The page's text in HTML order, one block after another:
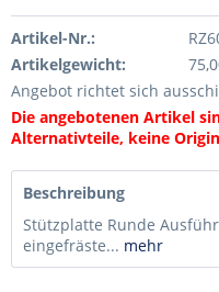
Artikel-Nr.:
Artikelgewicht:
Angebot richtet sich
Die angebotenen Artikel
Alternativteile, keine
Beschreibung
Stützplatte Runde
eingefräste... mehr